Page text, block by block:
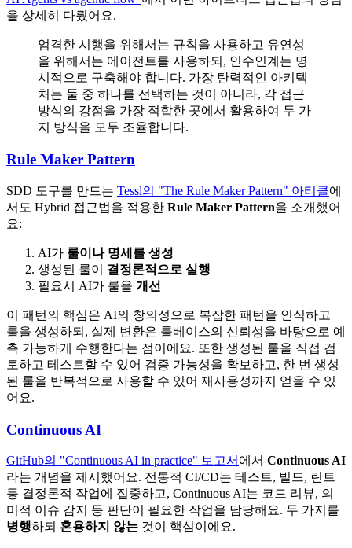
을 상세히 다뤘어요.
엄격한 시행을 위해서는 규칙을 사용하고 유연성
을 위해서는 에이전트를 사용하되, 인수인계는 명
시적으로 구축해야 합니다. 가장 탄력적인 아키텍
처는 둘 중 하나를 선택하는 것이 아니라, 각 접근
방식의 강점을 가장 적합한 곳에서 활용하여 두 가
지 방식을 모두 조율합니다.
Rule Maker Pattern
SDD 도구를 만드는 Tessl의 "The Rule Maker Pattern" 아티클에
서도 Hybrid 접근법을 적용한 Rule Maker Pattern을 소개했어
요:
AI가 룰이나 명세를 생성
생성된 룰이 결정론적으로 실행
필요시 AI가 룰을 개선
이 패턴의 핵심은 AI의 창의성으로 복잡한 패턴을 인식하고
룰을 생성하되, 실제 변환은 룰베이스의 신뢰성을 바탕으로 예
측 가능하게 수행한다는 점이에요. 또한 생성된 룰을 직접 검
토하고 테스트할 수 있어 검증 가능성을 확보하고, 한 번 생성
된 룰을 반복적으로 사용할 수 있어 재사용성까지 얻을 수 있
어요.
Continuous AI
GitHub의 "Continuous AI in practice" 보고서 에서 Continuous AI
라는 개념을 제시했어요. 전통적 CI/CD는 테스트, 빌드, 린트
등 결정론적 작업에 집중하고, Continuous AI는 코드 리뷰, 의
미적 이슈 감지 등 판단이 필요한 작업을 담당해요. 두 가지를
병행하되 혼용하지 않는 것이 핵심이에요.